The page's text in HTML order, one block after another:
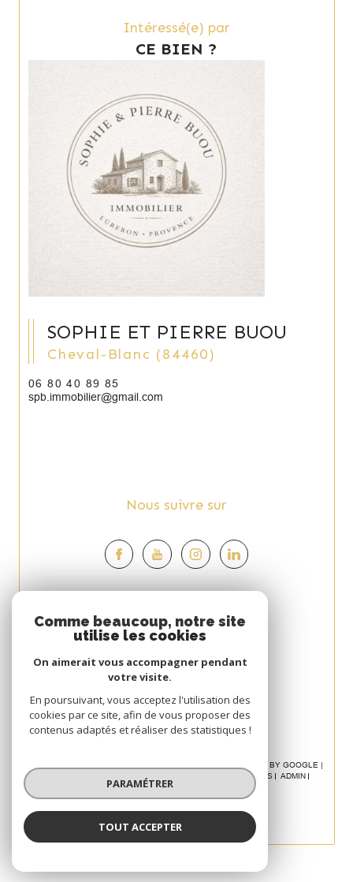
Intéressé(e) par
CE BIEN ?
SOPHIE ET PIERRE BUOU
Cheval-Blanc (84460)
06 80 40 89 85
spb.immobilier@gmail.com
Nous suivre sur
Espace
PROPRIÉTAIRE
Se connecter
Avis
CLIENT
© 2026 | TOUS DROITS RÉSERVÉS | TRADUCTION POWERED BY GOOGLE |
MENTIONS LÉGALES
ADMIN
POLITIQUE RGPD
Comme beaucoup, notre site
utilise les cookies
On aimerait vous accompagner pendant
votre visite.
En poursuivant, vous acceptez l'utilisation des
cookies par ce site, afin de vous proposer des
contenus adaptés et réaliser des statistiques !
PARAMÉTRER
TOUT ACCEPTER